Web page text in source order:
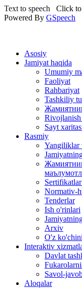
Text to speech Click
Powered By GSpeech
Asosiy
Jamiyat haqida
Umumiy
Faoliyat
Rahbariyat
Tashkiliy
Rivojlanish
Sayt
Rasmiy
Yangiliklar
Normativ-
Tenderlar
Ish o'rinlari
Arxiv
O'z
Interaktiv
Davlat
Savol-
Aloqalar